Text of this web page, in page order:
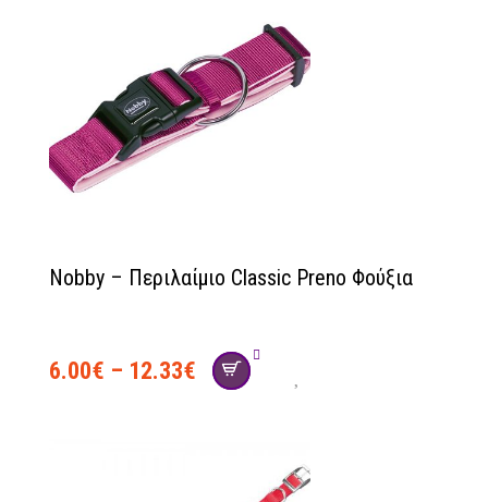
Nobby – Περιλαίμιο Classic Preno Φούξια
6.00€ – 12.33€